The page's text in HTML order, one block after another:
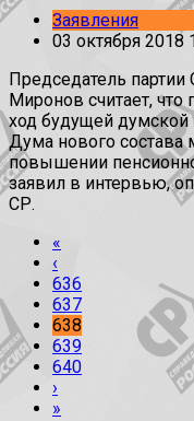
Заявления
03 октября 2018
Председатель
Миронов считает,
ход будущей думской
Дума нового
повышении
заявил в интервью,
СР.
«
‹
636
637
638
639
640
›
»